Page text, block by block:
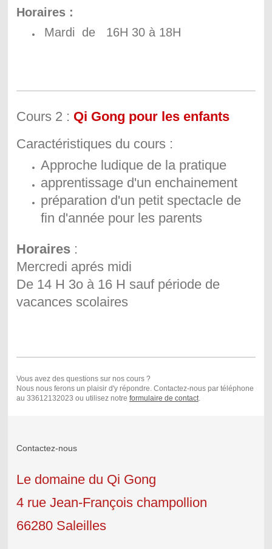
Horaires :
Mardi de 16H 30 à 18H
Cours 2 : Qi Gong pour les enfants
Caractéristiques du cours :
Approche ludique de la pratique
apprentissage d'un enchainement
préparation d'un petit spectacle de
fin d'année pour les parents
Horaires:
Mercredi aprés midi
De 14 H 3o à 16 H sauf période de
vacances scolaires
Vous avez des questions sur nos cours ?
Nous nous ferons un plaisir d'y répondre. Contactez-nous par téléphone
au 33612132023 ou utilisez notre formulaire de contact.
Contactez-nous
Le domaine du Qi Gong
4 rue Jean-François champollion
66280 Saleilles